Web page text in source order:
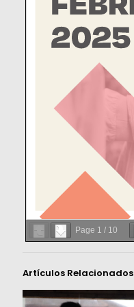
Page 1 / 10
Artículos Relacionados